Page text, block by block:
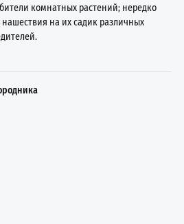
комнатных растений; нередко
нашествия на их садик различных